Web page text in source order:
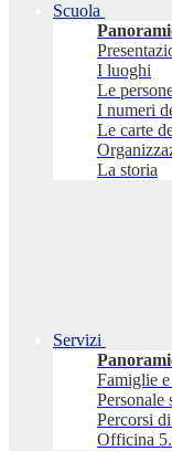
Scuola
I luoghi
Le
I numeri
Le carte
La storia
Servizi
Famiglie
Personale
Percorsi
Officina